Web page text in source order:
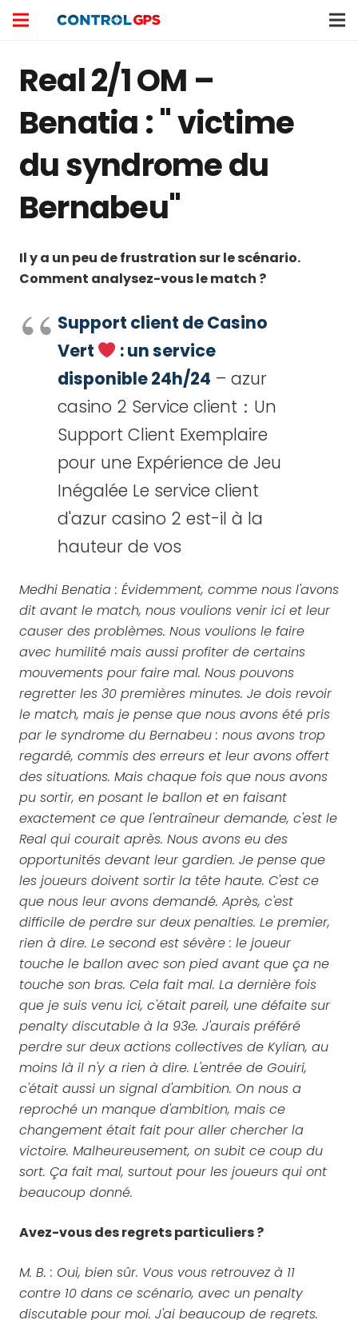
Real 2/1 OM –
Benatia : " victime
du syndrome du
Bernabeu"
Il y a un peu de frustration sur le scénario.
Comment analysez-vous le match ?
Support client de Casino
Vert
: un service
disponible 24h/24 – azur
casino 2 Service client：Un
Support Client Exemplaire
pour une Expérience de Jeu
Inégalée Le service client
d'azur casino 2 est-il à la
hauteur de vos
Medhi Benatia : Évidemment, comme nous l'avons
dit avant le match, nous voulions venir ici et leur
causer des problèmes. Nous voulions le faire
avec humilité mais aussi profiter de certains
mouvements pour faire mal. Nous pouvons
regretter les 30 premières minutes. Je dois revoir
le match, mais je pense que nous avons été pris
par le syndrome du Bernabeu : nous avons trop
regardé, commis des erreurs et leur avons offert
des situations. Mais chaque fois que nous avons
pu sortir, en posant le ballon et en faisant
exactement ce que l'entraîneur demande, c'est le
Real qui courait après. Nous avons eu des
opportunités devant leur gardien. Je pense que
les joueurs doivent sortir la tête haute. C'est ce
que nous leur avons demandé. Après, c'est
difficile de perdre sur deux penalties. Le premier,
rien à dire. Le second est sévère : le joueur
touche le ballon avec son pied avant que ça ne
touche son bras. Cela fait mal. La dernière fois
que je suis venu ici, c'était pareil, une défaite sur
penalty discutable à la 93e. J'aurais préféré
perdre sur deux actions collectives de Kylian, au
moins là il n'y a rien à dire. L'entrée de Gouiri,
c'était aussi un signal d'ambition. On nous a
reproché un manque d'ambition, mais ce
changement était fait pour aller chercher la
victoire. Malheureusement, on subit ce coup du
sort. Ça fait mal, surtout pour les joueurs qui ont
beaucoup donné.
Avez-vous des regrets particuliers ?
M. B. : Oui, bien sûr. Vous vous retrouvez à 11
contre 10 dans ce scénario, avec un penalty
discutable pour moi. J'ai beaucoup de regrets.